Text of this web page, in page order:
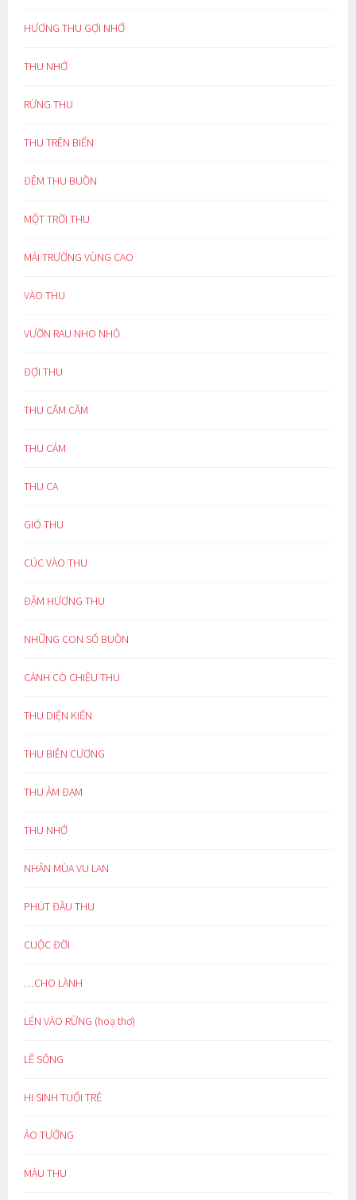
HƯƠNG THU GỢI NHỚ
THU NHỚ
RỪNG THU
THU TRÊN BIỂN
ĐÊM THU BUỒN
MỘT TRỜI THU
MÁI TRƯỜNG VÙNG CAO
VÀO THU
VƯỜN RAU NHO NHỎ
ĐỢI THU
THU CĂM CĂM
THU CẢM
THU CA
GIÓ THU
CÚC VÀO THU
ĐẬM HƯƠNG THU
NHỮNG CON SỐ BUỒN
CÁNH CÒ CHIỀU THU
THU DIỆN KIẾN
THU BIÊN CƯƠNG
THU ẢM ĐẠM
THU NHỚ
NHÂN MÙA VU LAN
PHÚT ĐẦU THU
CUỘC ĐỜI
…CHO LÀNH
LẺN VÀO RỪNG (hoạ thơ)
LẼ SỐNG
HI SINH TUỔI TRẺ
ẢO TƯỞNG
MÀU THU